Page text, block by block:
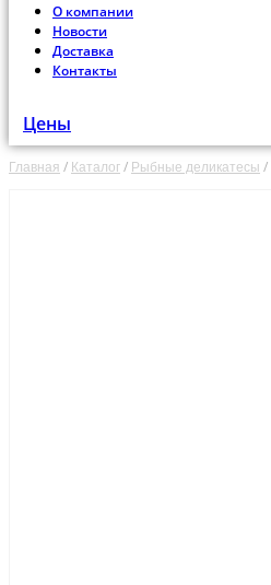
О компании
Новости
Доставка
Контакты
Цены
Главная / Каталог/ Рыбные деликатесы /